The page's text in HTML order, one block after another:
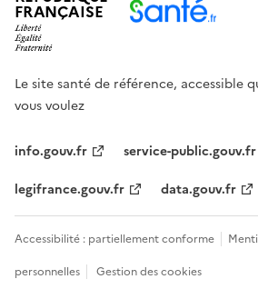
FRANÇAISE
Le site santé de référence, accessible
vous voulez
info.gouv.fr
service-public.gouv.fr
legifrance.gouv.fr
data.gouv.fr
Accessibilité : partiellement conforme
personnelles
Gestion des cookies